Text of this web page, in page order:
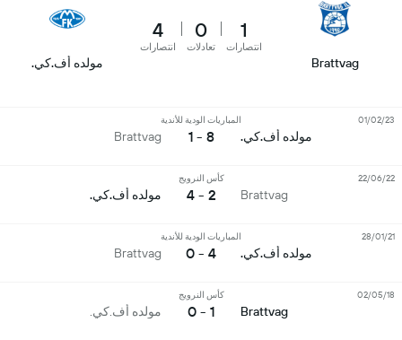
Brattvag
1
انتصارات
0
تعادلات
4
انتصارات
مولده أف.كي.
مولده أف.كي.
المباريات الودية للأندية
8 - 1
Brattvag
01/02/23
Brattvag
كأس النرويج
2 - 4 مولده أف.كي.
22/06/22
مولده أف.كي.
المباريات الودية للأندية
4 - 0
Brattvag
28/01/21
Brattvag
كأس النرويج
1 - 0 مولده أف.كي.
02/05/18